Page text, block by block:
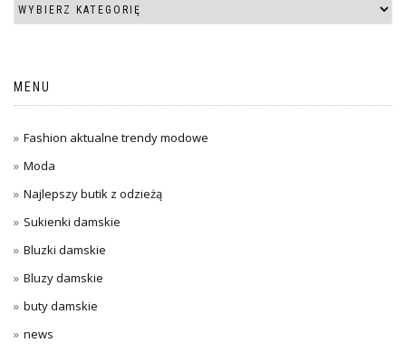
MENU
Fashion aktualne trendy modowe
Moda
Najlepszy butik z odzieżą
Sukienki damskie
Bluzki damskie
Bluzy damskie
buty damskie
news